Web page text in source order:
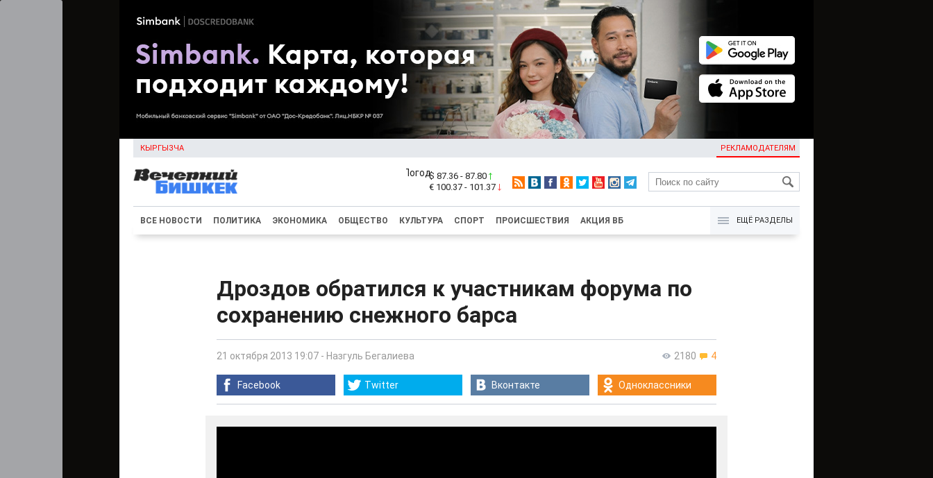
КЫРГЫЗЧА РЕКЛАМОДАТЕЛЯМ
KG
$ 87.36 - 87.80
€ 100.37 - 101.37
ВСЕ НОВОСТИ ПОЛИТИКА ЭКОНОМИКА ОБЩЕСТВО КУЛЬТУРА СПОРТ ПРОИСШЕСТВИЯ АКЦИЯ ВБ ЕЩЁ РАЗДЕЛЫ
Дроздов обратился к участникам форума по
сохранению снежного барса
2180 4
21 октября 2013 19:07 - Назгуль Бегалиева
Facebook Twitter Вконтакте Одноклассники